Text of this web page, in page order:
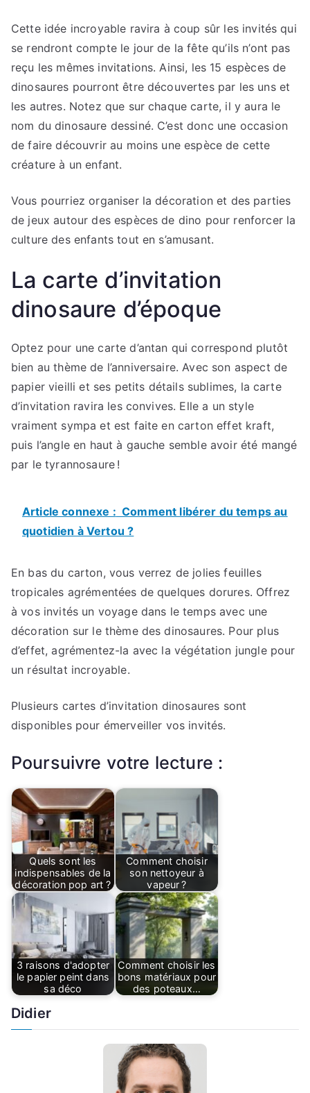
Cette idée incroyable ravira à coup sûr les invités qui
se rendront compte le jour de la fête qu’ils n’ont pas
reçu les mêmes invitations. Ainsi, les 15 espèces de
dinosaures pourront être découvertes par les uns et
les autres. Notez que sur chaque carte, il y aura le
nom du dinosaure dessiné. C’est donc une occasion
de faire découvrir au moins une espèce de cette
créature à un enfant.
Vous pourriez organiser la décoration et des parties
de jeux autour des espèces de dino pour renforcer la
culture des enfants tout en s’amusant.
La carte d’invitation
dinosaure d’époque
Optez pour une carte d’antan qui correspond plutôt
bien au thème de l’anniversaire. Avec son aspect de
papier vieilli et ses petits détails sublimes, la carte
d’invitation ravira les convives. Elle a un style
vraiment sympa et est faite en carton effet kraft,
puis l’angle en haut à gauche semble avoir été mangé
par le tyrannosaure !
Article connexe : Comment libérer du temps au
quotidien à Vertou ?
En bas du carton, vous verrez de jolies feuilles
tropicales agrémentées de quelques dorures. Offrez
à vos invités un voyage dans le temps avec une
décoration sur le thème des dinosaures. Pour plus
d’effet, agrémentez-la avec la végétation jungle pour
un résultat incroyable.
Plusieurs cartes d’invitation dinosaures sont
disponibles pour émerveiller vos invités.
Poursuivre votre lecture :
Quels sont les
indispensables de la
décoration pop art ?
Comment choisir
son nettoyeur à
vapeur ?
3 raisons d'adopter
le papier peint dans
sa déco
Comment choisir les
bons matériaux pour
des poteaux…
Didier